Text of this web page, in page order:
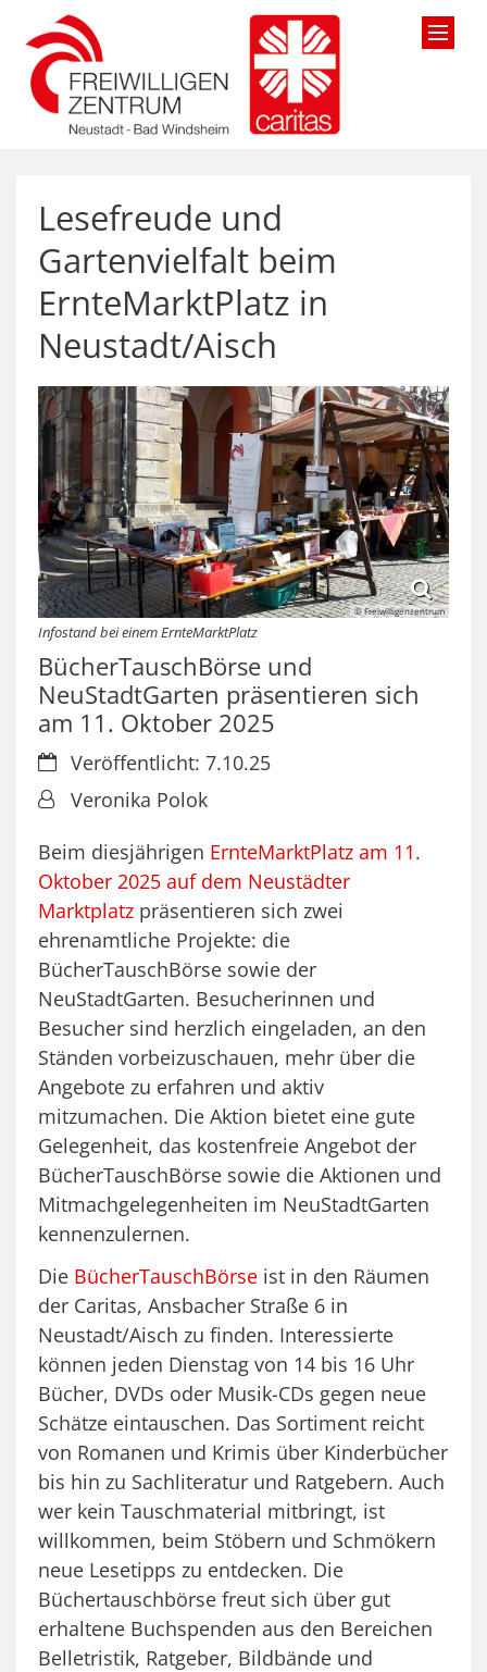
Zum Inhalt springen
Lesefreude und
Gartenvielfalt beim
ErnteMarktPlatz in
Neustadt/Aisch
© Freiwilligenzentrum
Infostand bei einem ErnteMarktPlatz
BücherTauschBörse und
NeuStadtGarten präsentieren sich
am 11. Oktober 2025
Datum:Veröffentlicht: 7.10.25
Von:Veronika Polok
Beim diesjährigen ErnteMarktPlatz am 11.
Oktober 2025 auf dem Neustädter
Marktplatz präsentieren sich zwei
ehrenamtliche Projekte: die
BücherTauschBörse sowie der
NeuStadtGarten. Besucherinnen und
Besucher sind herzlich eingeladen, an den
Ständen vorbeizuschauen, mehr über die
Angebote zu erfahren und aktiv
mitzumachen. Die Aktion bietet eine gute
Gelegenheit, das kostenfreie Angebot der
BücherTauschBörse sowie die Aktionen und
Mitmachgelegenheiten im NeuStadtGarten
kennenzulernen.
Die BücherTauschBörse ist in den Räumen
der Caritas, Ansbacher Straße 6 in
Neustadt/Aisch zu finden. Interessierte
können jeden Dienstag von 14 bis 16 Uhr
Bücher, DVDs oder Musik-CDs gegen neue
Schätze eintauschen. Das Sortiment reicht
von Romanen und Krimis über Kinderbücher
bis hin zu Sachliteratur und Ratgebern. Auch
wer kein Tauschmaterial mitbringt, ist
willkommen, beim Stöbern und Schmökern
neue Lesetipps zu entdecken. Die
Büchertauschbörse freut sich über gut
erhaltene Buchspenden aus den Bereichen
Belletristik, Ratgeber, Bildbände und